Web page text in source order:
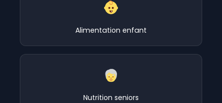
Alimentation enfant
Nutrition seniors